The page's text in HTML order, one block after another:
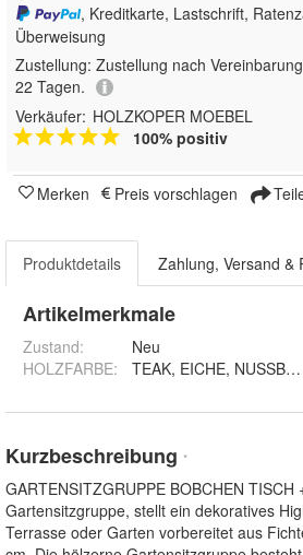
, Kreditkarte, Lastschrift,
Überweisung
Zustellung: Zustellung nach
22 Tagen.
Verkäufer: HOLZKOPER MOEBEL
100% positiv
Merken Preis vorschlagen
Produktdetails Zahlung, Versand &
Artikelmerkmale
Zustand:
Neu
HOLZFARBE: TEAK, EICHE,
Kurzbeschreibung *
GARTENSITZGRUPPE BOBCHEN
Gartensitzgruppe, stellt ein dekoratives
Terrasse oder Garten vorbereitet aus